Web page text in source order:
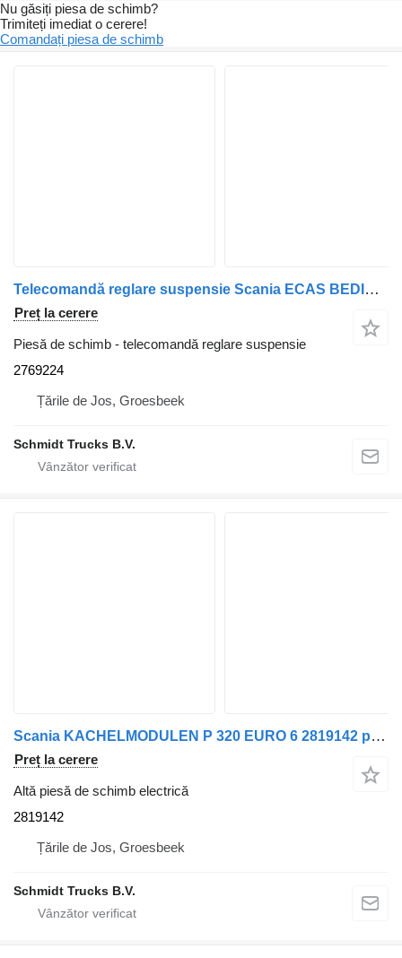
Nu găsiți piesa de schimb?
Trimiteți imediat o cerere!
Comandați piesa de schimb
Telecomandă reglare suspensie Scania ECAS BEDIENING P 320 NGS 2769224 pentru camion
Preț la cerere
Piesă de schimb - telecomandă reglare suspensie
2769224
Țările de Jos, Groesbeek
Schmidt Trucks B.V.
Scania KACHELMODULEN P 320 EURO 6 2819142 pentru camion
Preț la cerere
Altă piesă de schimb electrică
2819142
Țările de Jos, Groesbeek
Schmidt Trucks B.V.